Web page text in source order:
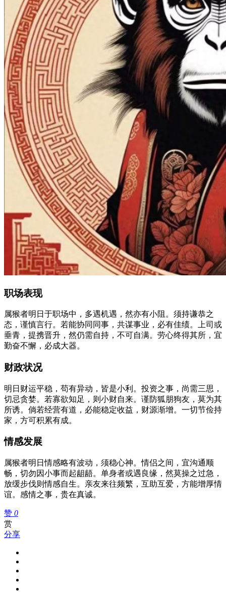
职场表现
属猴者明日于职场中，多遇机遇，然亦有小阻。须持谦恭之
态，谨慎言行。若能协同同事，共谋事业，必有佳绩。上司或
垂青，提携晋升，然仍需自持，不可自满。劳心终得其所，宜
勤奋不懈，必成大器。
财政状况
明日财运平稳，苟有异动，皆是小利。投资之事，尚需三思，
切忌贪婪。若寡欲知足，则小财自来。谨防狐朋狗友，莫为其
所诱。倘若经营有道，必能稳定收益，财源渐增。一切节俭持
家，方可积累有成。
情感发展
属猴者明日情感略有波动，须稳心神。情侣之间，宜沟通顺
畅，切勿因小事而起龃龉。单身者或遇良缘，然莫操之过急，
放缓步伐则情感自生。亲友来往频繁，互助互爱，方能增厚情
谊。感情之事，贵在真诚。
赞 0
赏
分享